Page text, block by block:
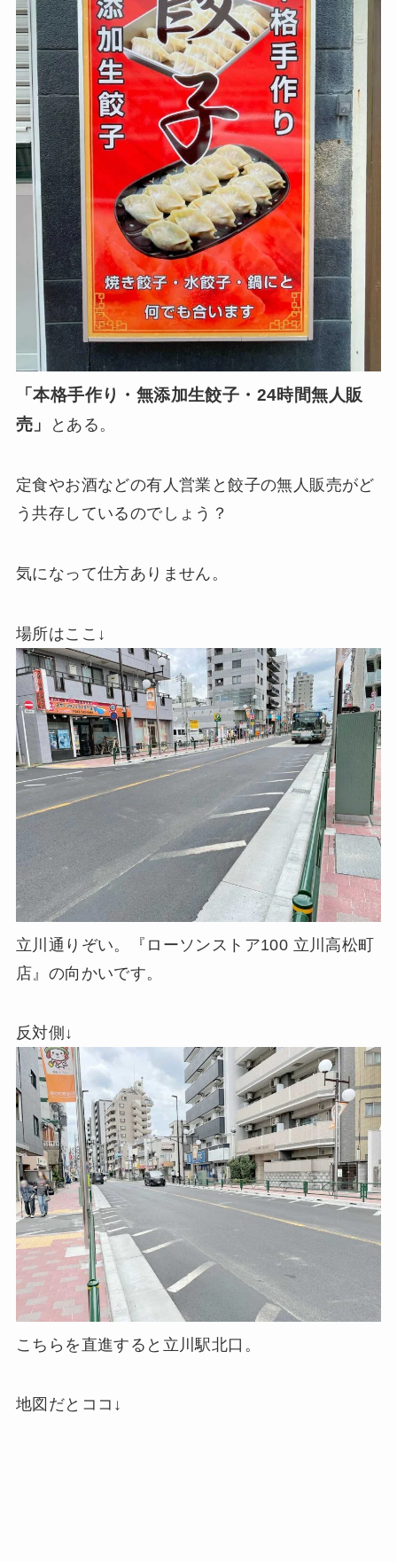
「本格手作り・無添加生餃子・24時間無人販
売」
とある。
定食やお酒などの有人営業と餃子の無人販売がど
う共存しているのでしょう？
気になって仕方ありません。
場所はここ↓
立川通りぞい。『ローソンストア100 立川高松町
店』の向かいです。
反対側↓
こちらを直進すると立川駅北口。
地図だとココ↓